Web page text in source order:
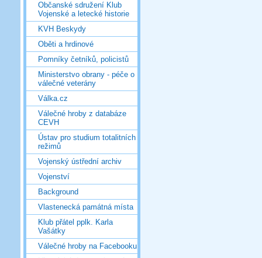
Občanské sdružení Klub
Vojenské a letecké historie
KVH Beskydy
Oběti a hrdinové
Pomníky četníků, policistů
Ministerstvo obrany - péče o
válečné veterány
Válka.cz
Válečné hroby z databáze
CEVH
Ústav pro studium totalitních
režimů
Vojenský ústřední archiv
Vojenství
Background
Vlastenecká památná místa
Klub přátel pplk. Karla
Vašátky
Válečné hroby na Facebooku